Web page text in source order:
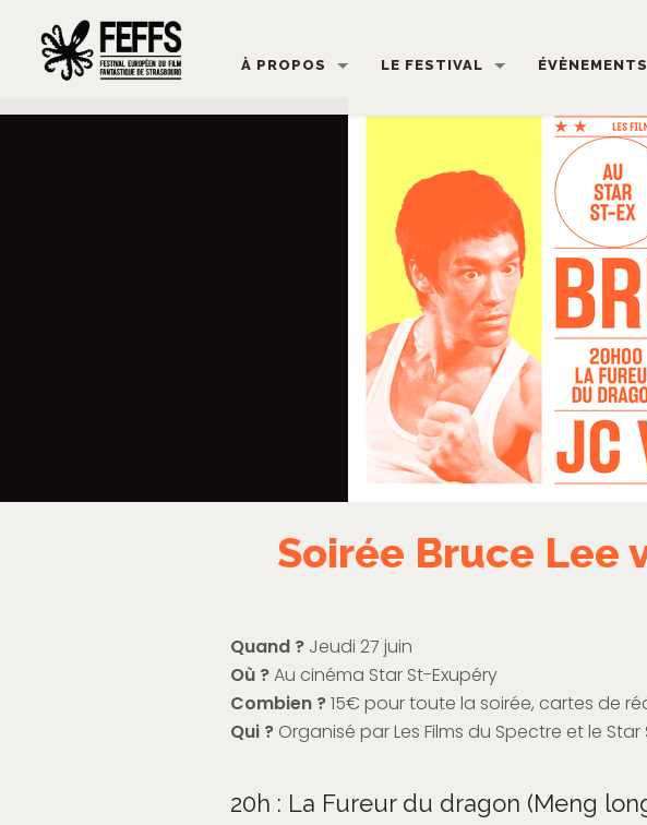
À PROPOS LE FESTIVAL
Soirée Bruce Lee
Quand ? Jeudi 27 juin
Où ?Au cinéma Star St-Exupéry
Combien ?15€ pour toute la soirée, cartes de
Qui ? Organisé par Les Films du Spectre et le
20h : La Fureur du dragon (Meng